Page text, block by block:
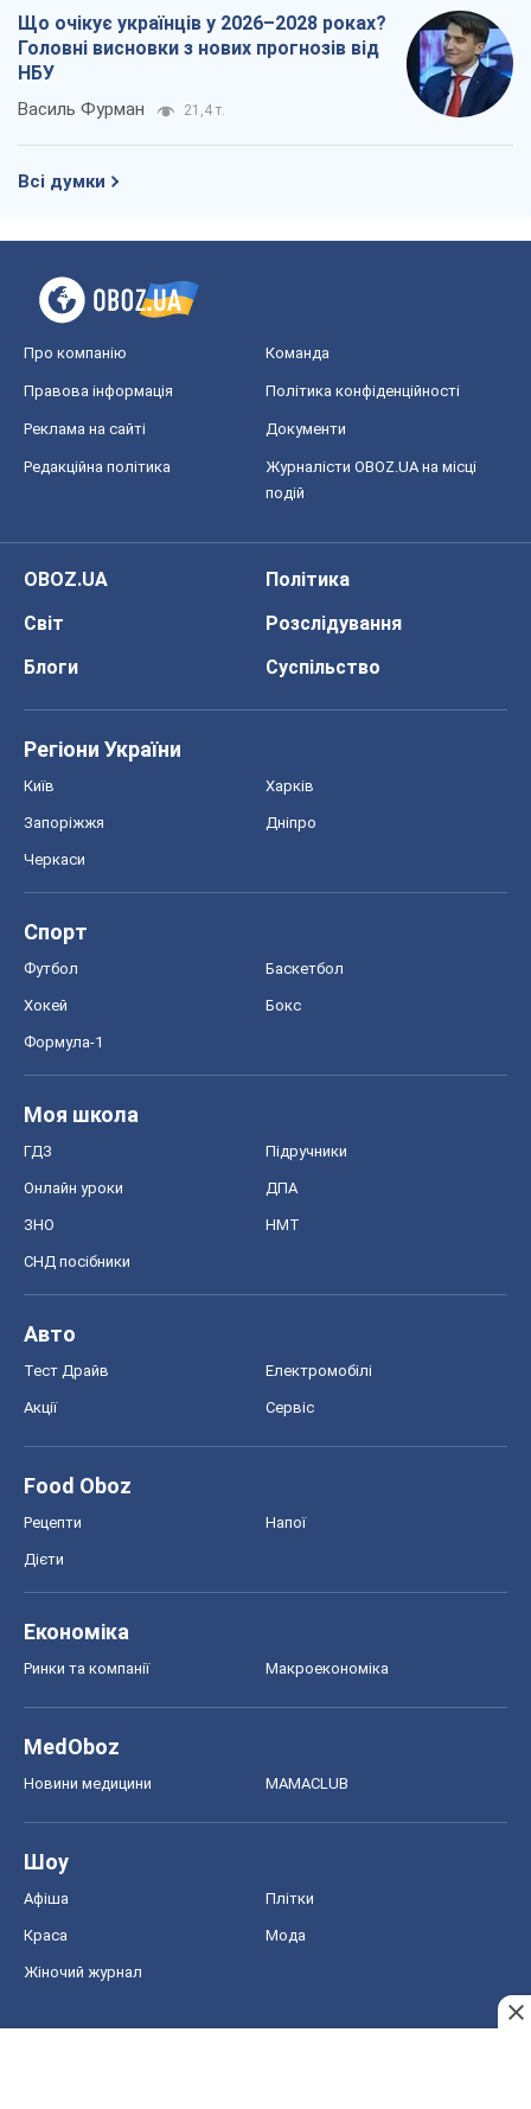
Що очікує українців у 2026–2028 роках?
Головні висновки з нових прогнозів від
НБУ
Василь Фурман 21,4 т.
Всі думки
Про компанію Команда
Правова інформація Політика конфіденційності
Реклама на сайті Документи
Редакційна політика
Журналісти OBOZ.UA на місці
подій
OBOZ.UA
Політика
Світ
Розслідування
Блоги
Суспільство
Регіони України
Київ Харків
Запоріжжя Дніпро
Черкаси
Спорт
Футбол Баскетбол
Хокей Бокс
Формула-1
Моя школа
ГДЗ Підручники
Онлайн уроки ДПА
ЗНО НМТ
СНД посібники
Авто
Тест Драйв Електромобілі
Акції Сервіс
Food Oboz
Рецепти Напої
Дієти
Економіка
Ринки та компанії Макроекономіка
MedOboz
Новини медицини MAMACLUB
Шоу
Афіша Плітки
Краса Мода
Жіночий журнал